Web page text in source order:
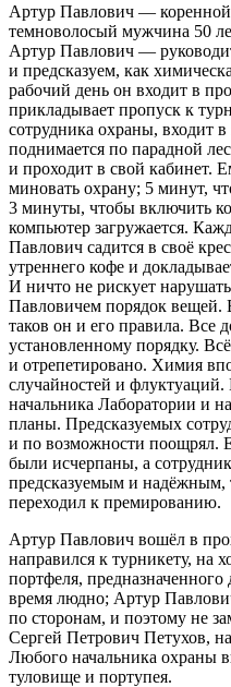
Артур Павлович —
темноволосый мужчина 50
Артур Павлович —
и предсказуем, как
рабочий день он входит в
прикладывает пропуск к
сотрудника охраны, входит
поднимается по парадной
и проходит в свой кабинет.
миновать охрану; 5 минут,
3 минуты, чтобы включить
компьютер загружается.
Павлович садится в своё
утреннего кофе и
И ничто не рискует
Павловичем порядок вещей.
таков он и его правила. Все
установленному порядку.
и отрепетировано. Химия
случайностей и
начальника Лаборатории и
планы. Предсказуемых
и по возможности поощрял.
были исчерпаны, а
предсказуемым и надёжным,
переходил к премированию.
Артур Павлович вошёл в
направился к турникету, на
портфеля,
время людно; Артур
по сторонам, и поэтому не
Сергей Петрович Петухов,
Любого начальника охраны
туловище и портупея.